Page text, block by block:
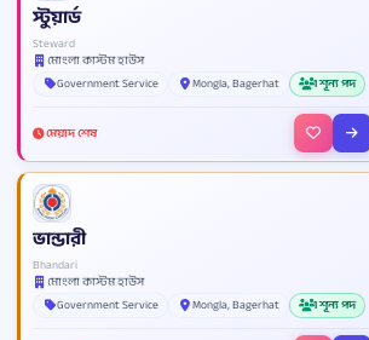
স্টুয়ার্ড
Steward
মোংলা কাস্টম হাউস
Government Service
Mongla, Bagerhat 1 শূন্য পদ
মেয়াদ শেষ
ভান্ডারী
Bhandari
মোংলা কাস্টম হাউস
Government Service
Mongla, Bagerhat 1 শূন্য পদ